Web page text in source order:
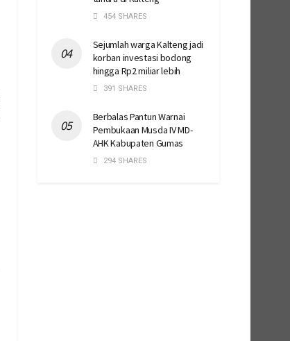
454 SHARES
Sejumlah warga Kalteng jadi
korban investasi bodong
hingga Rp2 miliar lebih
391 SHARES
Berbalas Pantun Warnai
Pembukaan Musda IV MD-
AHK Kabupaten Gumas
294 SHARES